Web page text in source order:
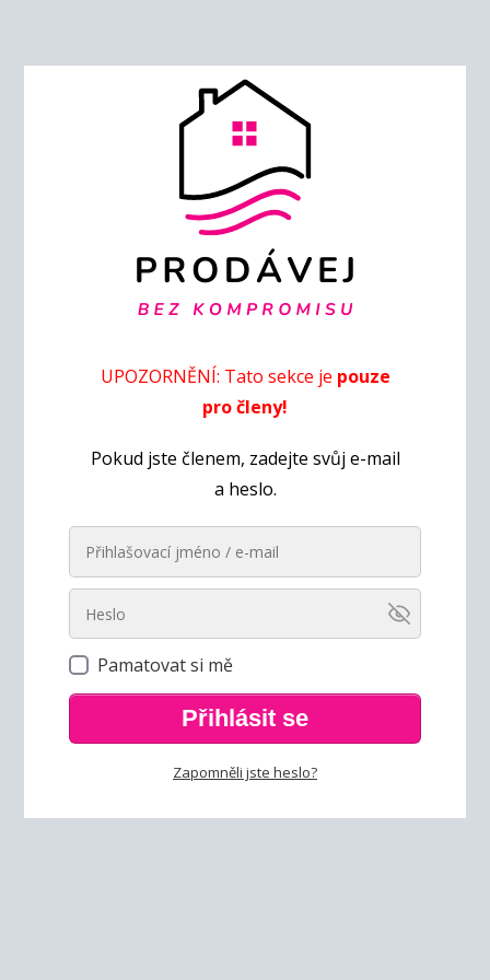
UPOZORNĚNÍ: Tato sekce je pouze
pro členy!
Pokud jste členem, zadejte svůj e-mail
a heslo.
Pamatovat si mě
Přihlásit se
Zapomněli jste heslo?